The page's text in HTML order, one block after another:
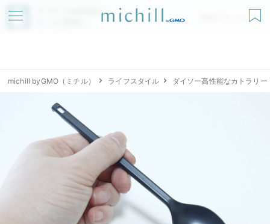
アプリでmichillが
無料ダウンロード
michill byGMO（ミチル） ライフスタイル ダイソー高性能なカトラリー